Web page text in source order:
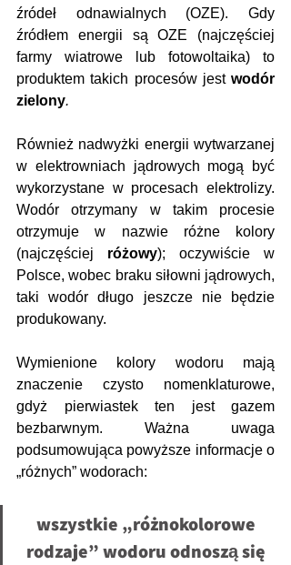
źródeł odnawialnych (OZE). Gdy
źródłem energii są OZE (najczęściej
farmy wiatrowe lub fotowoltaika) to
produktem takich procesów jest wodór
zielony.
Również nadwyżki energii wytwarzanej
w elektrowniach jądrowych mogą być
wykorzystane w procesach elektrolizy.
Wodór otrzymany w takim procesie
otrzymuje w nazwie różne kolory
(najczęściej różowy); oczywiście w
Polsce, wobec braku siłowni jądrowych,
taki wodór długo jeszcze nie będzie
produkowany.
Wymienione kolory wodoru mają
znaczenie czysto nomenklaturowe,
gdyż pierwiastek ten jest gazem
bezbarwnym. Ważna uwaga
podsumowująca powyższe informacje o
„różnych” wodorach:
wszystkie „różnokolorowe
rodzaje” wodoru odnoszą się